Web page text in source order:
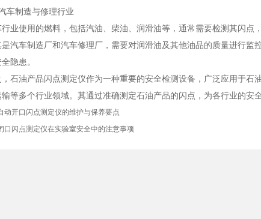
制造与修理行业
使用的燃料，包括汽油、柴油、润滑油等，通常需要检测其闪点
是汽车制造厂和汽车修理厂，需要对润滑油及其他油品的质量进行监
隐患。
油产品闪点测定仪作为一种重要的安全检测设备，广泛应用于石
等多个行业领域。其通过准确测定石油产品的闪点，为各行业的安
动开口闪点测定仪的维护与保养要点
口闪点测定仪在实验室安全中的注意事项